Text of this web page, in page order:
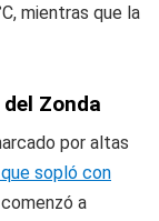
mientras que la
Zonda
por altas
sopló con
comenzó a